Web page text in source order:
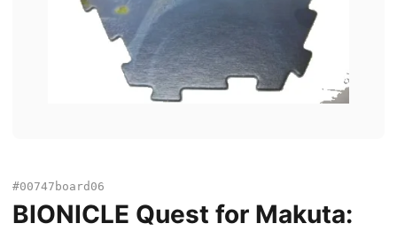
#00747board06
BIONICLE Quest for Makuta: